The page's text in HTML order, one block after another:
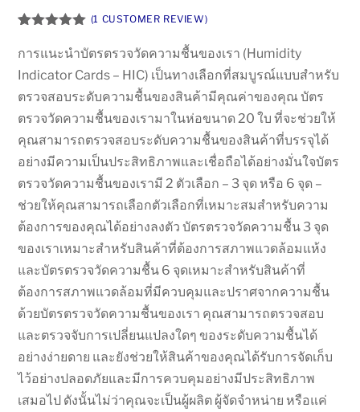
out of 5
customer
(1 CUSTOMER REVIEW)
การแนะนำบัตรตรวจวัดความชื้นของเรา (Humidity
Indicator Cards – HIC) เป็นทางเลือกที่สมบูรณ์แบบสำหรับ
ตรวจสอบระดับความชื้นของสินค้ามีคุณค่าของคุณ บัตร
ตรวจวัดความชื้นของเรามาในห่อขนาด 20 ใบ ที่จะช่วยให้
คุณสามารถตรวจสอบระดับความชื้นของสินค้าที่บรรจุได้
อย่างมีความเป็นประสิทธิภาพและเชื่อถือได้อย่างมั่นใจบัตร
ตรวจวัดความชื้นของเรามี 2 ตัวเลือก – 3 จุด หรือ 6 จุด –
ช่วยให้คุณสามารถเลือกตัวเลือกที่เหมาะสมสำหรับความ
ต้องการของคุณได้อย่างลงตัว บัตรตรวจวัดความชื้น 3 จุด
ของเราเหมาะสำหรับสินค้าที่ต้องการสภาพแวดล้อมแห้ง
และบัตรตรวจวัดความชื้น 6 จุดเหมาะสำหรับสินค้าที่
ต้องการสภาพแวดล้อมที่มีควบคุมและปราศจากความชื้น
ด้วยบัตรตรวจวัดความชื้นของเรา คุณสามารถตรวจสอบ
และตรวจจับการเปลี่ยนแปลงใดๆ ของระดับความชื้นได้
อย่างง่ายดาย และยังช่วยให้สินค้าของคุณได้รับการจัดเก็บ
ไว้อย่างปลอดภัยและมีการควบคุมอย่างมีประสิทธิภาพ
เสมอไป ดังนั้นไม่ว่าคุณจะเป็นผู้ผลิต ผู้จัดจำหน่าย หรือแค่